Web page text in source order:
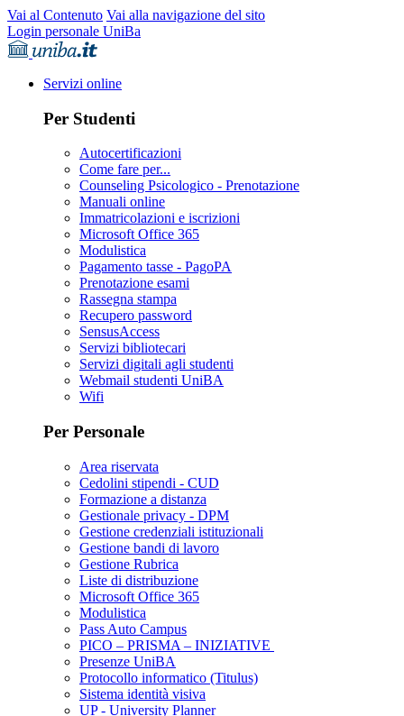
Vai al Contenuto Vai alla navigazione del sito
Login personale UniBa
Servizi online
Per Studenti
Autocertificazioni
Come fare per...
Counseling Psicologico - Prenotazione
Manuali online
Immatricolazioni e iscrizioni
Microsoft Office 365
Modulistica
Pagamento tasse - PagoPA
Prenotazione esami
Rassegna stampa
Recupero password
SensusAccess
Servizi bibliotecari
Servizi digitali agli studenti
Webmail studenti UniBA
Wifi
Per Personale
Area riservata
Cedolini stipendi - CUD
Formazione a distanza
Gestionale privacy - DPM
Gestione credenziali istituzionali
Gestione bandi di lavoro
Gestione Rubrica
Liste di distribuzione
Microsoft Office 365
Modulistica
Pass Auto Campus
PICO – PRISMA – INIZIATIVE
Presenze UniBA
Protocollo informatico (Titulus)
Sistema identità visiva
UP - University Planner